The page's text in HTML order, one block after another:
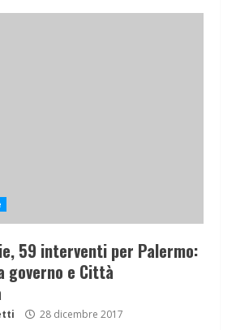
59 interventi per Palermo:
governo e Città
28 dicembre 2017